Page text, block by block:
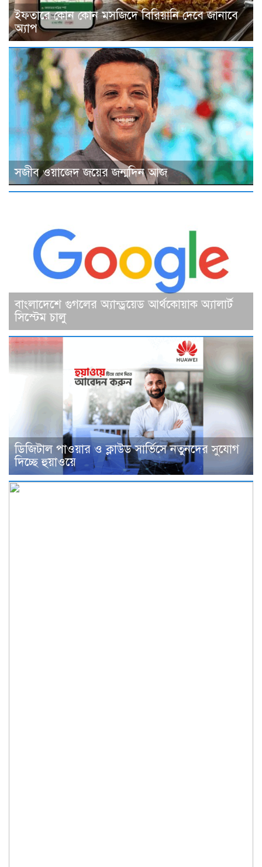
ইফতারে কোন কোন মসজিদে বিরিয়ানি দেবে জানাবে
অ্যাপ
সজীব ওয়াজেদ জয়ের জন্মদিন আজ
বাংলাদেশে গুগলের অ্যান্ড্রয়েড আর্থকোয়াক অ্যালার্ট
সিস্টেম চালু
ডিজিটাল পাওয়ার ও ক্লাউড সার্ভিসে নতুনদের সুযোগ
দিচ্ছে হুয়াওয়ে